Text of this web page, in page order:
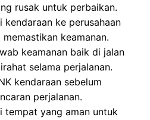
rusak untuk perbaikan.
kendaraan ke perusahaan
keamanan.
keamanan baik di jalan
selama perjalanan.
kendaraan sebelum
perjalanan.
tempat yang aman untuk